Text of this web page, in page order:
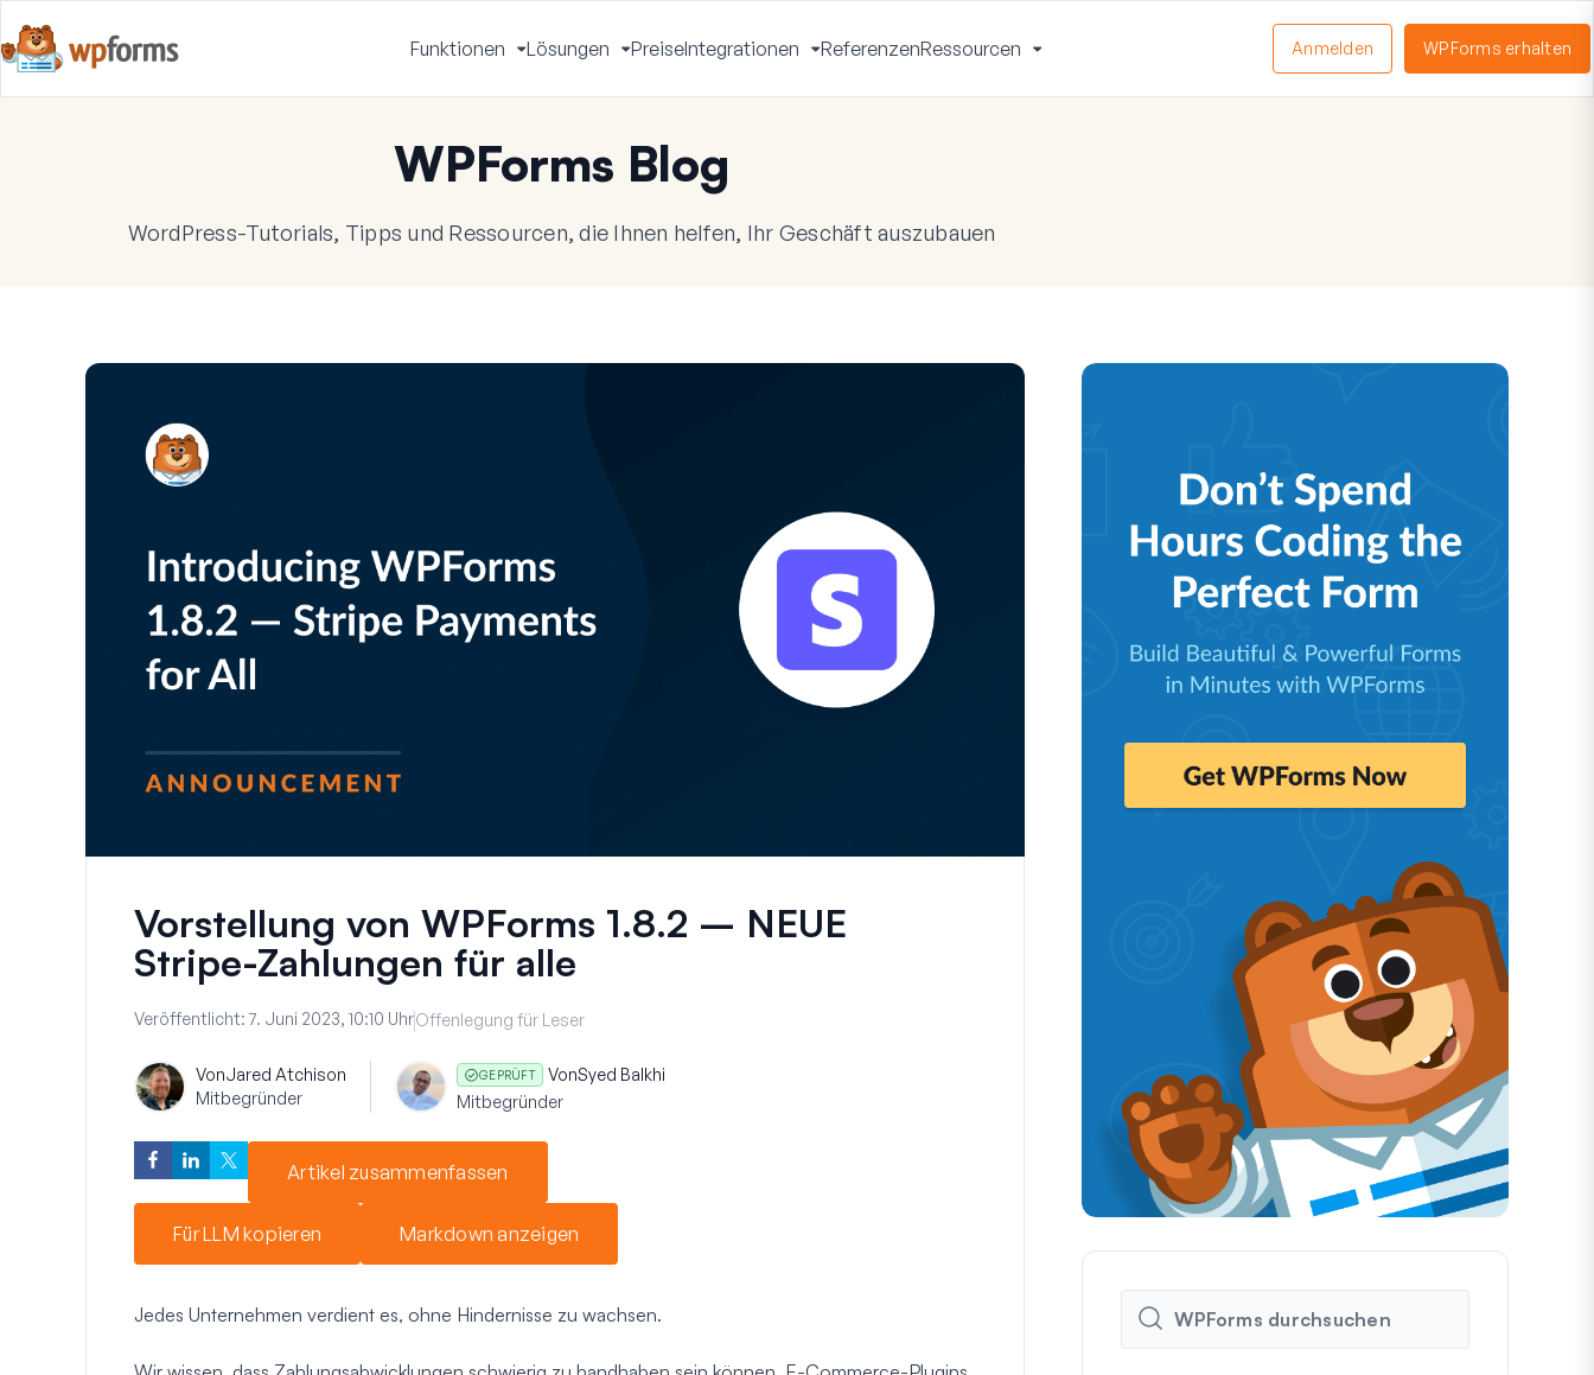
Funktionen
Menü
umschalten
Lösungen
Menü
umschalten
PreiseIntegrationen
Menü
umschalten
ReferenzenRessourcen
umschalten
Anmelden WPForms erhalten
WPForms Blog
WordPress-Tutorials, Tipps und Ressourcen, die Ihnen helfen, Ihr Geschäft auszubauen
Vorstellung von WPForms 1.8.2 – NEUE
Stripe-Zahlungen für alle
Veröffentlicht: 7. Juni 2023, 10:10 UhrOffenlegung für Leser
VonJared Atchison
Mitbegründer
GEPRÜFT VonSyed Balkhi
Mitbegründer
Artikel zusammenfassen
Für LLM kopieren Markdown anzeigen
Jedes Unternehmen verdient es, ohne Hindernisse zu wachsen.